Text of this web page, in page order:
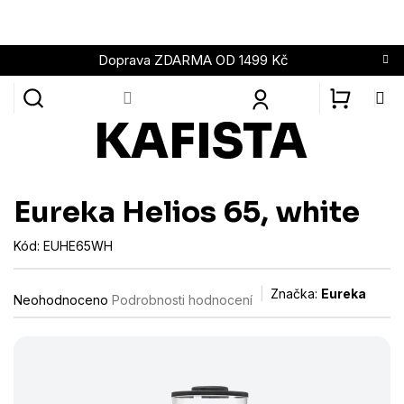
obsah
Doprava ZDARMA OD 1499 Kč
Eureka Helios 65, white
Kód: EUHE65WH
Průměrné
hodnocení
Neohodnoceno Podrobnosti hodnocení Značka: Eureka